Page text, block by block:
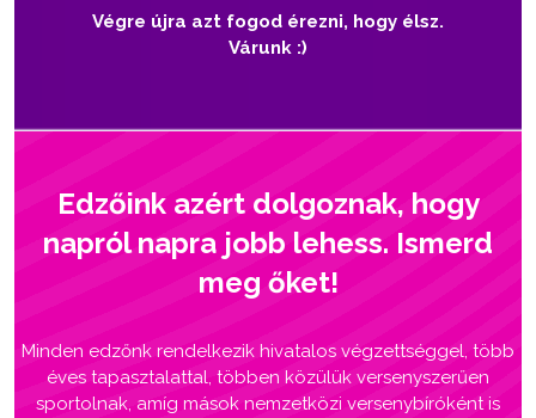
Végre újra azt fogod érezni, hogy élsz.
Várunk :)
Edzőink azért dolgoznak, hogy
napról napra jobb lehess. Ismerd
meg őket!
Minden edzőnk rendelkezik hivatalos végzettséggel, több
éves tapasztalattal, többen közülük versenyszerűen
sportolnak, amíg mások nemzetközi versenybíróként is